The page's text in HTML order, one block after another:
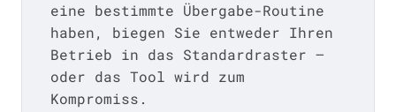
eine bestimmte Übergabe-Routine
haben, biegen Sie entweder Ihren
Betrieb in das Standardraster —
oder das Tool wird zum
Kompromiss.